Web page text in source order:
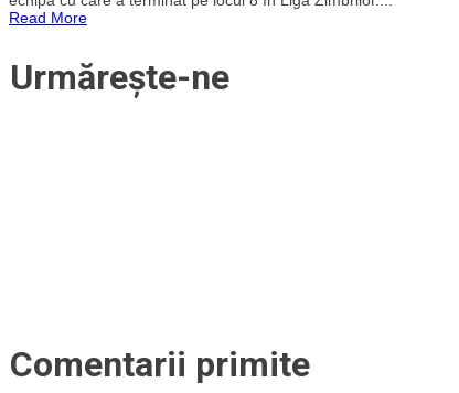
Baia
noul
Read More
Urmărește-ne
Comentarii primite